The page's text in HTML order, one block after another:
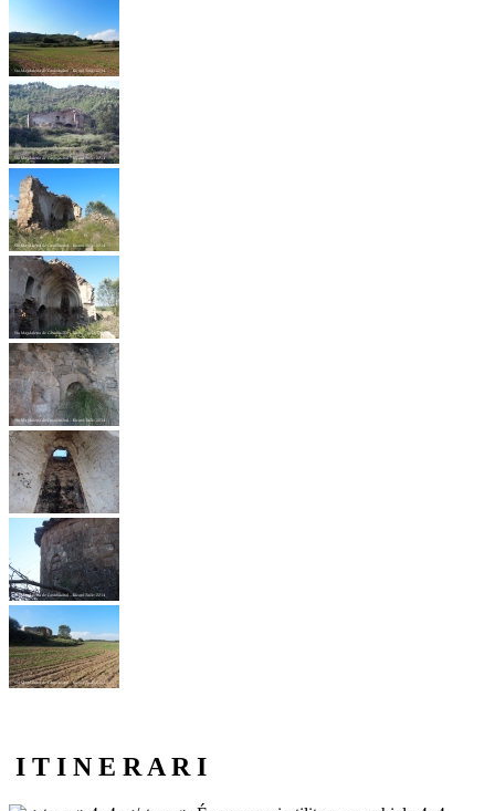
I T I N E R A R I